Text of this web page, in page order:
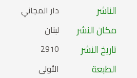
الناشر دار المجاني
مكان النشر لبنان
تاريخ النشر 2910
الطبعة الأولى